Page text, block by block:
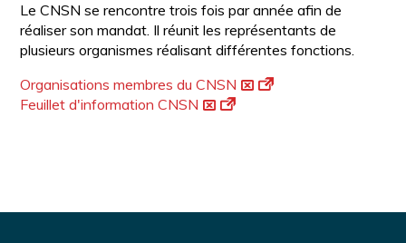
Le CNSN se rencontre trois fois par année afin de
réaliser son mandat. Il réunit les représentants de
plusieurs organismes réalisant différentes fonctions.
Organisations membres du CNSN
Feuillet d'information CNSN